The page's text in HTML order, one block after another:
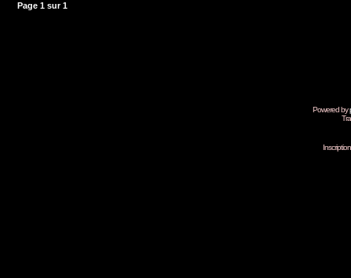
Page 1 sur1
Powered by